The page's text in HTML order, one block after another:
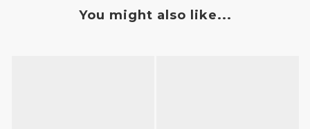
You might also like...